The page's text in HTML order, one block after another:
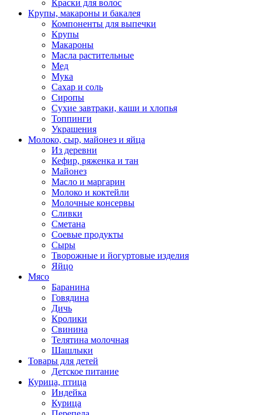
Краски для волос
Крупы, макароны и бакалея
Компоненты для выпечки
Крупы
Макароны
Масла растительные
Мед
Мука
Сахар и соль
Сиропы
Сухие завтраки, каши и хлопья
Топпинги
Украшения
Молоко, сыр, майонез и яйца
Из деревни
Кефир, ряженка и тан
Майонез
Масло и маргарин
Молоко и коктейли
Молочные консервы
Сливки
Сметана
Соевые продукты
Сыры
Творожные и йогуртовые изделия
Яйцо
Мясо
Баранина
Говядина
Дичь
Кролики
Свинина
Телятина молочная
Шашлыки
Товары для детей
Детское питание
Курица, птица
Индейка
Курица